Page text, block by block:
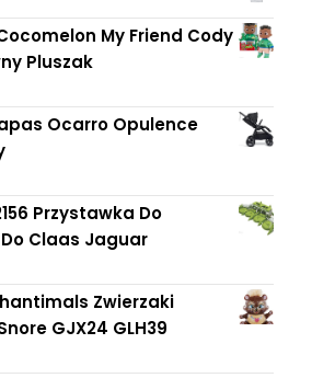
My Friend Cody
Pluszak
Ocarro Opulence
Przystawka Do
Claas Jaguar
Zwierzaki
GJX24 GLH39